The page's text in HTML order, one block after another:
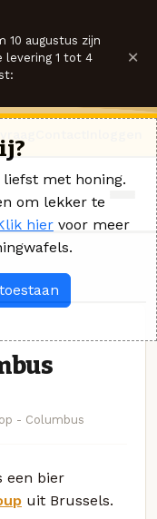
10 augustus zijn
levering 1 tot 4
×
- Columbus
een bier
uit Brussels.
liefst met honing.
om lekker te
hier voor meer